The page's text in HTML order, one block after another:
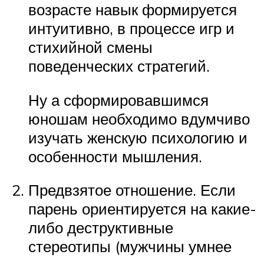
возрасте навык формируется
интуитивно, в процессе игр и
стихийной смены
поведенческих стратегий.
Ну а сформировавшимся
юношам необходимо вдумчиво
изучать женскую психологию и
особенности мышления.
Предвзятое отношение. Если
парень ориентируется на какие-
либо деструктивные
стереотипы (мужчины умнее